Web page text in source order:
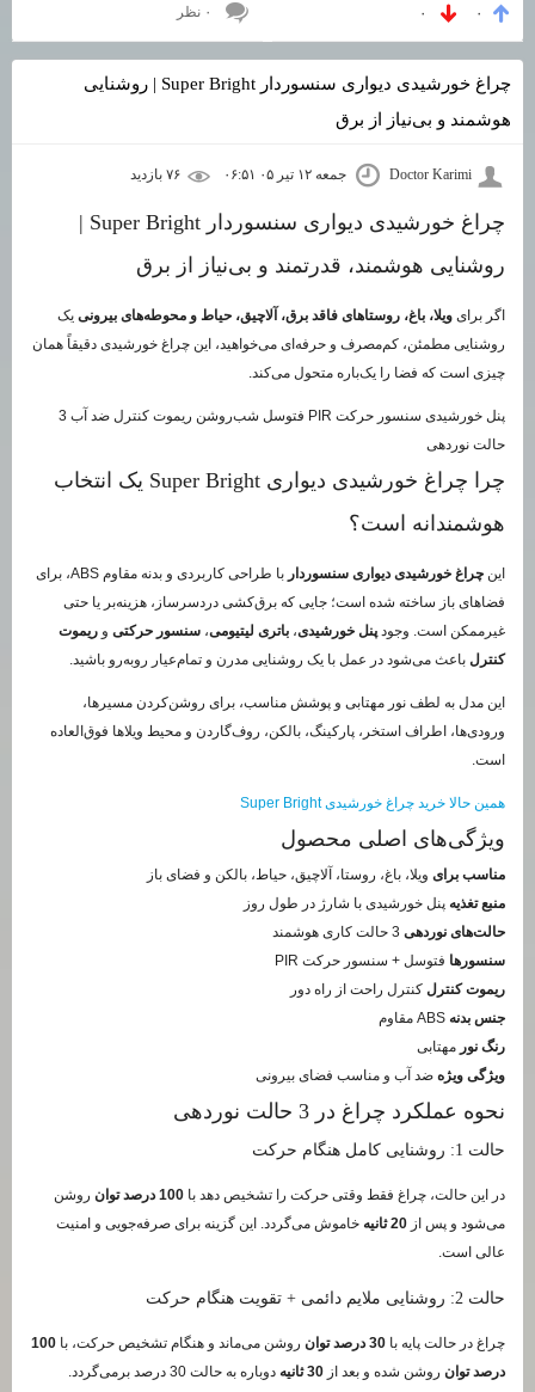
۰ ۰ ۰ نظر
چراغ خورشیدی دیواری سنسوردار Super Bright | روشنایی
هوشمند و بی‌نیاز از برق
Doctor Karimi جمعه ۱۲ تیر ۰۵ ۰۶:۵۱
چراغ خورشیدی دیواری سنسوردار Super Bright |
روشنایی هوشمند، قدرتمند و بی‌نیاز از برق
اگر برای ویلا، باغ، روستاهای فاقد برق، آلاچیق، حیاط و محوطه‌های بیرونی یک
روشنایی مطمئن، کم‌مصرف و حرفه‌ای می‌خواهید، این چراغ خورشیدی دقیقاً همان
چیزی است که فضا را یک‌باره متحول می‌کند.
پنل خورشیدی سنسور حرکت PIR فتوسل شب‌روشن ریموت کنترل ضد آب 3
حالت نوردهی
چرا چراغ خورشیدی دیواری Super Bright یک انتخاب
هوشمندانه است؟
این چراغ خورشیدی دیواری سنسوردار
با طراحی کاربردی و بدنه مقاوم ABS، برای
فضاهای باز ساخته شده است؛ جایی که برق‌کشی دردسرساز، هزینه‌بر یا حتی
غیرممکن است. وجودپنل خورشیدی، باتری لیتیومی، سنسور حرکتی و ریموت
کنترل باعث می‌شود در عمل با یک روشنایی مدرن و تمام‌عیار روبه‌رو باشید.
این مدل به لطف نور مهتابی و پوشش مناسب، برای روشن‌کردن مسیرها،
ورودی‌ها، اطراف استخر، پارکینگ، بالکن، روف‌گاردن و محیط ویلاها فوق‌العاده
است.
همین حالا خرید چراغ خورشیدی Super Bright
ویژگی‌های اصلی محصول
مناسب برای ویلا، باغ، روستا، آلاچیق، حیاط، بالکن و فضای باز
منبع تغذیه پنل خورشیدی با شارژ در طول روز
حالت‌های نوردهی
سنسورها فتوسل + سنسور حرکت PIR
ریموت کنترل کنترل راحت از راه دور
جنس بدنه
رنگ نور مهتابی
ویژگی ویژه ضد آب و مناسب فضای بیرونی
نحوه عملکرد چراغ در 3 حالت نوردهی
حالت 1: روشنایی کامل هنگام حرکت
در این حالت، چراغ فقط وقتی حرکت را تشخیص دهد با 100 درصد توان
روشن
می‌شود و پس از 20 ثانیه
خاموش می‌گردد. این گزینه برای صرفه‌جویی و امنیت
عالی است.
حالت 2: روشنایی ملایم دائمی + تقویت هنگام حرکت
چراغ در حالت پایه با 30 درصد توان روشن می‌ماند و هنگام تشخیص حرکت، با 100
درصد توان روشن شده و بعد از 30 ثانیه دوباره به حالت 30 درصد برمی‌گردد.